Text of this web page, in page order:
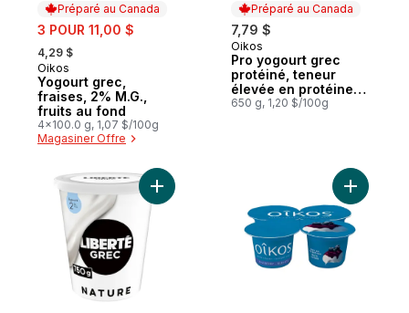
Préparé au Canada
sale:
3 POUR 11,00 $
, formerly:
4,29 $
Préparé au Canada
Oikos
Yogourt grec,
fraises, 2% M.G.,
fruits au fond
4x100.0 g, 1,07 $/100g
Magasiner Offre
Préparé au Canada
7,79 $
Préparé au Canada
Oikos
Pro yogourt grec
protéiné, teneur
élevée en protéines,
nature
650 g, 1,20 $/100g
Ajouter Grec Yogourt 2 %, Nature,Ajouter